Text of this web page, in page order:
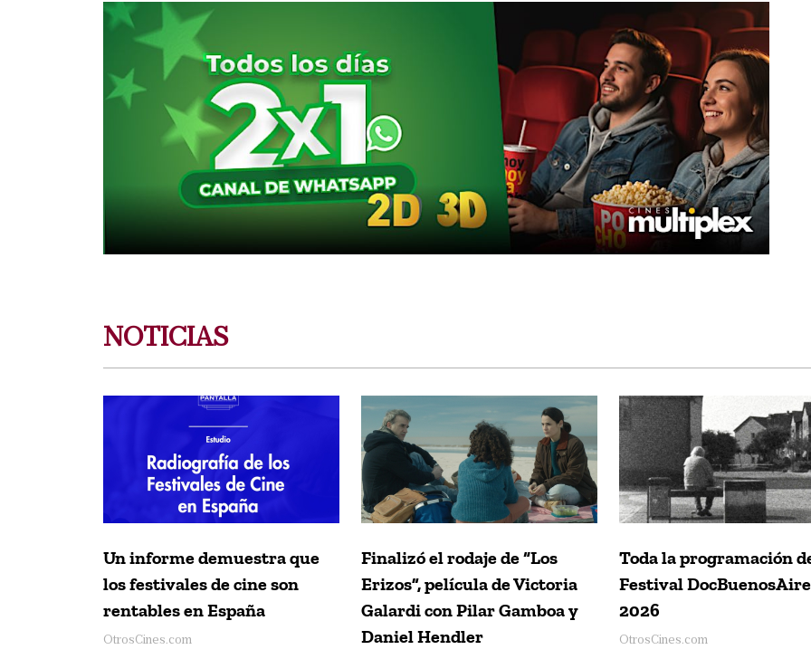
NOTICIAS
Un informe demuestra que
los festivales de cine son
rentables en España
OtrosCines.com
Finalizó el rodaje de “Los
Erizos”, película de Victoria
Galardi con Pilar Gamboa y
Daniel Hendler
Toda la programación
Festival
2026
OtrosCines.com